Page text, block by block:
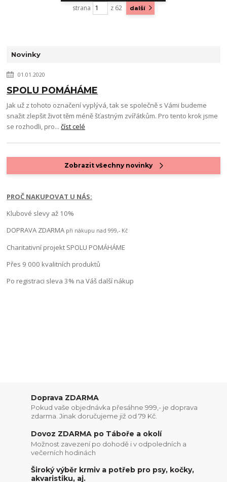
strana z 62 další
Novinky
01.01.2020
SPOLU POMÁHÁME
Jak už z tohoto označení vyplývá, tak se společně s Vámi budeme
snažit zlepšit život těm méně šťastným zvířátkům. Pro tento krok jsme
se rozhodli, pro...číst celé
Zobrazit všechny novinky
PROČ NAKUPOVAT U NÁS:
Klubové slevy až 10%
DOPRAVA ZDARMA při nákupu nad 999,- Kč
Charitativní projekt SPOLU POMÁHÁME
Přes 9 000 kvalitních produktů
Po registraci sleva 3% na Váš další nákup
Doprava ZDARMA
Pokud vaše objednávka přesáhne 999,- je doprava
zdarma. Jinak doručujeme již od 79 Kč.
Dovoz ZDARMA po Táboře a okolí
Možnost zavezení po dohodě i v odpoledních a
večerních hodinách
Široký výběr krmiv a potřeb pro psy, kočky,
akvaristiku, aj.